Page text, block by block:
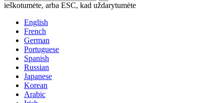
ieškotumėte, arba ESC, kad uždarytumėte
English
French
German
Portuguese
Spanish
Russian
Japanese
Korean
Arabic